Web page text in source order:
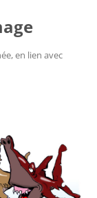
en lien avec